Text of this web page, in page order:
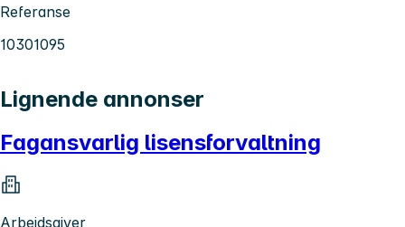
Referanse
10301095
Lignende annonser
Fagansvarlig lisensforvaltning
Arbeidsgiver